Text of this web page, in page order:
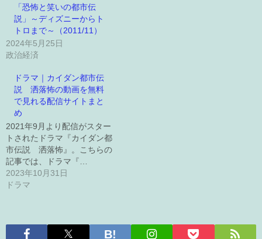
「恐怖と笑いの都市伝
説」～ディズニーからト
トロまで～（2011/11）
2024年5月25日
政治経済
ドラマ｜カイダン都市伝
説 洒落怖の動画を無料
で見れる配信サイトまと
め
2021年9月より配信がスター
トされたドラマ『カイダン都
市伝説 洒落怖』。こちらの
記事では、ドラマ『…
2023年10月31日
ドラマ